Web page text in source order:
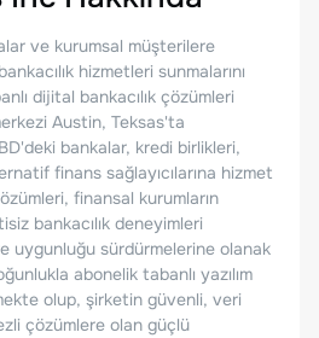
ve kurumsal müşterilere
hizmetleri sunmalarını
dijital bankacılık çözümleri
Austin, Teksas'ta
bankalar, kredi birlikleri,
finans sağlayıcılarına hizmet
finansal kurumların
bankacılık deneyimleri
uygunluğu sürdürmelerine olanak
abonelik tabanlı yazılım
olup, şirketin güvenli, veri
çözümlere olan güçlü